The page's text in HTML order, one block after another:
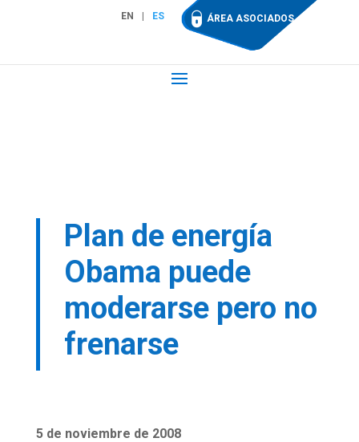
EN ES ÁREA ASOCIADOS
Plan de energía
Obama puede
moderarse pero no
frenarse
5 de noviembre de 2008